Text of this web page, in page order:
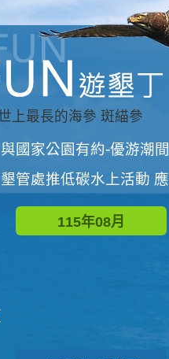
與國家公園有約-優游潮間探險者
墾管處推低碳水上活動 應屆畢業生限額免費參加
115年08月